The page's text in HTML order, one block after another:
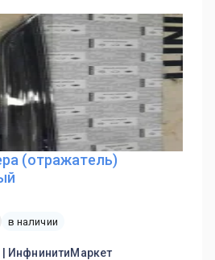
(отражатель)
в наличии
| ИнфнинитиМаркет